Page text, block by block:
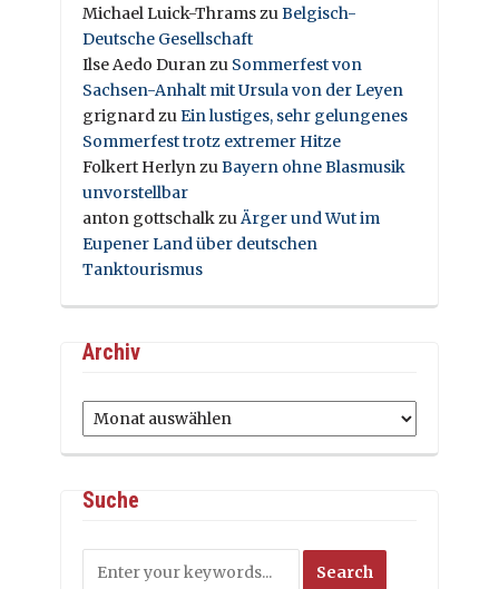
Michael Luick-ThramszuBelgisch-
Deutsche Gesellschaft
Ilse Aedo Duranzu Sommerfest von
Sachsen-Anhalt mit Ursula von der Leyen
grignardzuEin lustiges, sehr gelungenes
Sommerfest trotz extremer Hitze
Folkert HerlynzuBayern ohne Blasmusik
unvorstellbar
anton gottschalkzuÄrger und Wut im
Eupener Land über deutschen
Tanktourismus
Archiv
Archiv
Suche